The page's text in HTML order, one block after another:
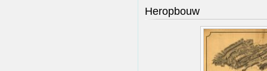
Heropbouw